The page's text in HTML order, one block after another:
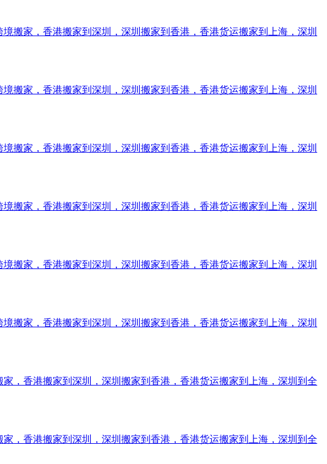
搬家，香港搬家到深圳，深圳搬家到香港，香港货运搬家到上海，深圳
搬家，香港搬家到深圳，深圳搬家到香港，香港货运搬家到上海，深圳
搬家，香港搬家到深圳，深圳搬家到香港，香港货运搬家到上海，深圳
搬家，香港搬家到深圳，深圳搬家到香港，香港货运搬家到上海，深圳
搬家，香港搬家到深圳，深圳搬家到香港，香港货运搬家到上海，深圳
搬家，香港搬家到深圳，深圳搬家到香港，香港货运搬家到上海，深圳
，香港搬家到深圳，深圳搬家到香港，香港货运搬家到上海，深圳到全
，香港搬家到深圳，深圳搬家到香港，香港货运搬家到上海，深圳到全